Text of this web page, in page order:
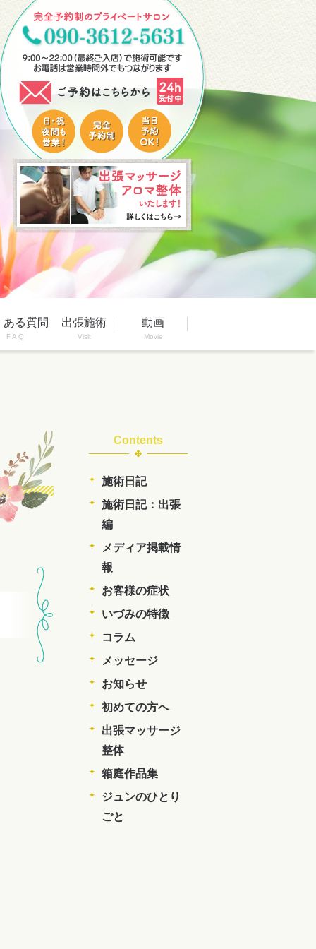
ある質問
F A Q
出張施術
Visit
動画
Movie
Contents
施術日記
施術日記：出張
編
メディア掲載情
報
お客様の症状
いづみの特徴
コラム
メッセージ
お知らせ
初めての方へ
出張マッサージ
整体
箱庭作品集
ジュンのひとり
ごと